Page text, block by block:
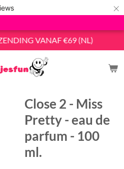
×
VANAF €69 (NL)
Close 2 - Miss
Pretty - eau de
parfum - 100
ml.